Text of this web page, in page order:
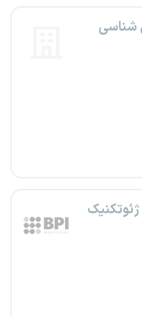
شناسی